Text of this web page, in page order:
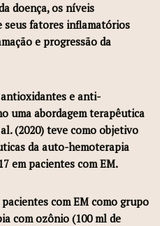
doença, os níveis
seus fatores inflamatórios
e progressão da
e anti-
uma abordagem terapêutica
(2020) teve como objetivo
da auto-hemoterapia
em pacientes com EM.
com EM como grupo
com ozônio (100 ml de